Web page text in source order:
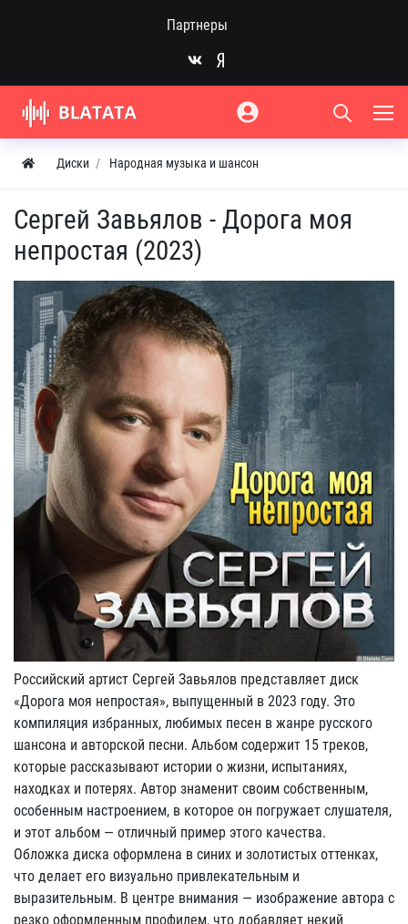
Партнеры
Диски Народная музыка и шансон
Сергей Завьялов - Дорога моя
непростая (2023)
Российский артист Сергей Завьялов представляет диск
«Дорога моя непростая», выпущенный в 2023 году. Это
компиляция избранных, любимых песен в жанре русского
шансона и авторской песни. Альбом содержит 15 треков,
которые рассказывают истории о жизни, испытаниях,
находках и потерях. Автор знаменит своим собственным,
особенным настроением, в которое он погружает слушателя,
и этот альбом — отличный пример этого качества.
Обложка диска оформлена в синих и золотистых оттенках,
что делает его визуально привлекательным и
выразительным. В центре внимания — изображение автора с
резко оформленным профилем, что добавляет некий